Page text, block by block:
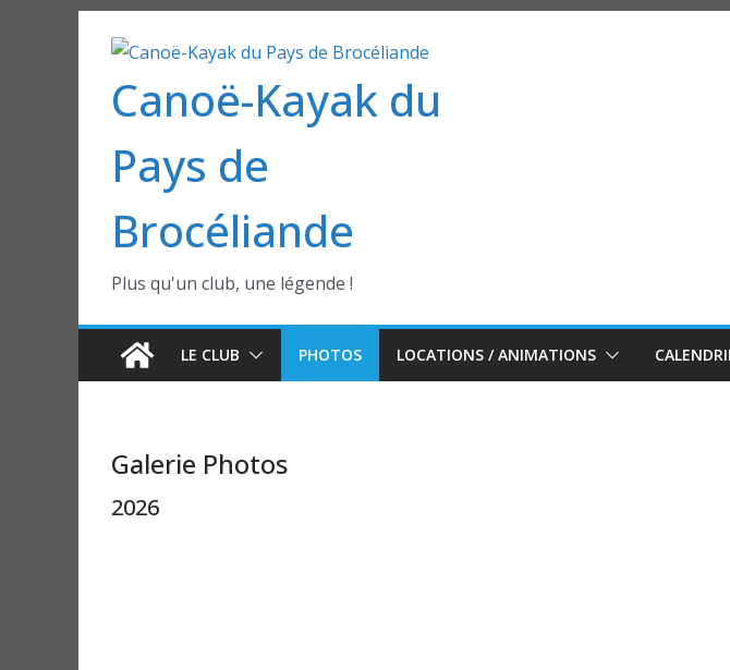
contenuCanoë-Kayak du
Pays de
Brocéliande
Plus qu'un club, une légende !
LE CLUB PHOTOS LOCATIONS / ANIMATIONS
Galerie Photos
2026